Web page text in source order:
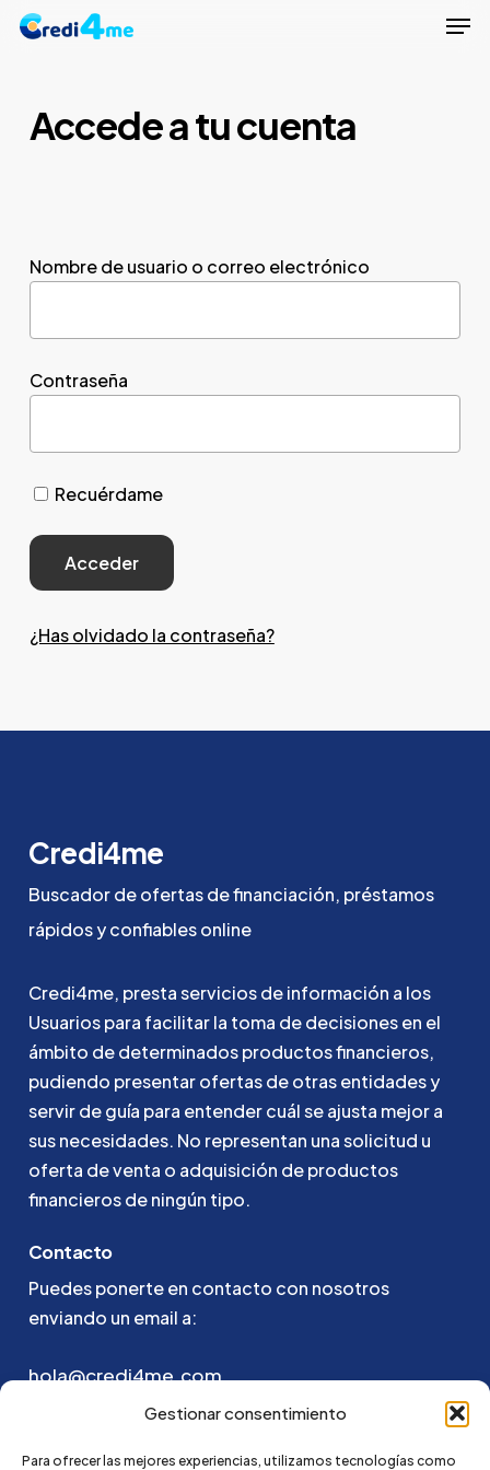
Gestionar consentimiento
Para ofrecer las mejores experiencias, utilizamos tecnologías como
Skip
content
Accede a tu cuenta
Nombre de usuario o correo electrónico
Contraseña
Recuérdame
¿Has olvidado la contraseña?
Credi4me
Buscadordeofertasdefinanciación, préstamos
rápidosyconfiablesonline
Credi4me, prestaserviciosdeinformación a los
Usuariospara facilitarla toma dedecisionesen el
ámbito dedeterminadosproductosfinancieros,
pudiendo presentarofertasdeotrasentidadesy
servirdeguía para entendercuálseajusta mejora
susnecesidades. No representan unasolicitud u
oferta deventa o adquisición deproductos
financierosdeningún tipo.
Contacto
Puedes ponerte en contacto con nosotros
enviando un email a:
hola@credi4me.com